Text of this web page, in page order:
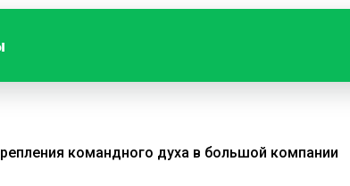
командного духа в большой компании